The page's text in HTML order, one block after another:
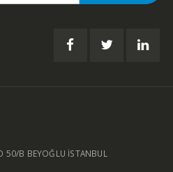
50/B BEYOĞLU İSTANBUL